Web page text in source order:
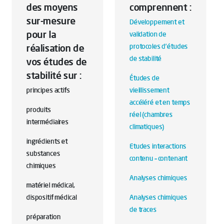
des moyens
sur-mesure
pour la
réalisation de
vos études de
stabilité sur :
principes actifs
produits
intermédiaires
ingrédients et
substances
chimiques
matériel médical,
dispositif médical
préparation
comprennent :
Développement et
validation de
protocoles d’études
de stabilité
Études de
vieillissement
accéléré et en temps
réel (chambres
climatiques)
Etudes interactions
contenu – contenant
Analyses chimiques
Analyses chimiques
de traces